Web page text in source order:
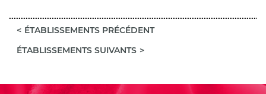
ÉTABLISSEMENTS PRÉCÉDENT
ÉTABLISSEMENTS SUIVANTS